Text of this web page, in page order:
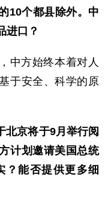
10个都县除外。中
进口？
中方始终本着对人
于安全、科学的原
北京将于9月举行阅
计划邀请美国总统
？能否提供更多细